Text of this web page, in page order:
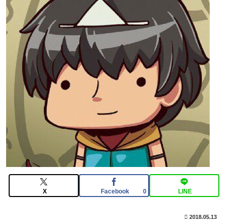
【FGO】周年なんだからログレス復刻してくれたらいい
のに
サンモニ「永住権は生活の基盤、外国人を締め上げれば
日本人が生きやすくなるは勘違い」
【FGO】邪馬台国の魔王。卑弥呼の強化つよい…デスチ
ェンジしないなら最適クリサポーター
【FGO】絆16のメリットが全然出てこないけど、普通に
石がハチャメチャに貰えるとかそんな感じ？
【FGO】邪馬台国の魔王。卑弥呼の強化つよい…デスチ
ェンジしないなら最適クリサポーター
【FGO】水着玉藻 Fate/GrandOrderのイラスト紹介
X Facebook 0 LINE
2018.05.13